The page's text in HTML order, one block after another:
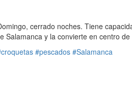
cerrado noches. Tiene
y la convierte en centro
#pescados #Salamanca